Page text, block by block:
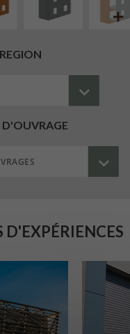
D'OUVRAGE
D'EXPÉRIENCES